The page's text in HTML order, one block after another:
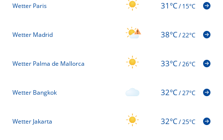
Wetter Paris 31°C/15°C
Wetter Madrid 38°C/22°C
Wetter Palma de Mallorca 33°C/26°C
Wetter Bangkok 32°C/27°C
Wetter Jakarta 32°C/25°C